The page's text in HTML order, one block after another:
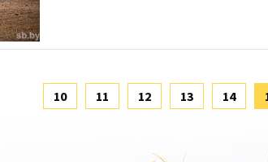
10 11 12 13 14